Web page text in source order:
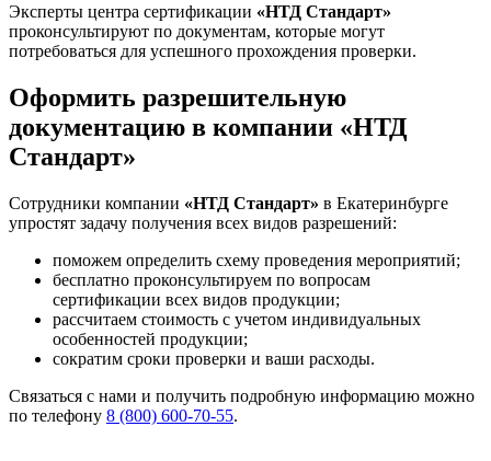
Эксперты центра сертификации «НТД Стандарт»
проконсультируют по документам, которые могут
потребоваться для успешного прохождения проверки.
Оформить разрешительную
документацию в компании «НТД
Стандарт»
Сотрудники компании «НТД Стандарт» в Екатеринбурге
упростят задачу получения всех видов разрешений:
поможем определить схему проведения мероприятий;
бесплатно проконсультируем по вопросам
сертификации всех видов продукции;
рассчитаем стоимость с учетом индивидуальных
особенностей продукции;
сократим сроки проверки и ваши расходы.
Связаться с нами и получить подробную информацию можно
по телефону 8 (800) 600-70-55.